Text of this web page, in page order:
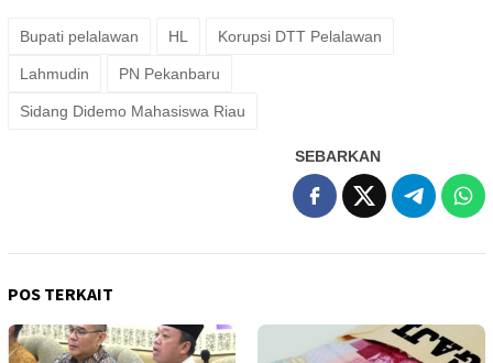
Bupati pelalawan HL Korupsi DTT Pelalawan
Lahmudin PN Pekanbaru
Sidang Didemo Mahasiswa Riau
SEBARKAN
POS TERKAIT